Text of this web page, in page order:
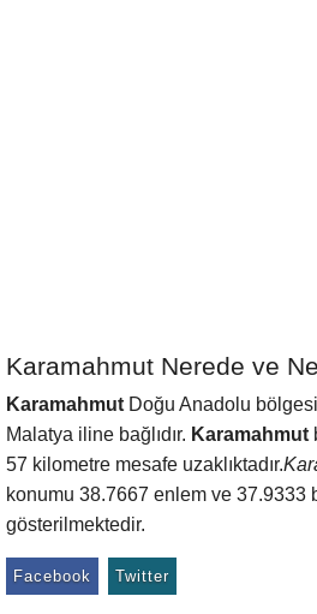
Karamahmut Nerede ve
Karamahmut Doğu Anadolu
Malatya iline bağlıdır. Karamahmut
57 kilometre mesafe uzaklıktadır.
konumu 38.7667 enlem ve 37.9333
gösterilmektedir.
Facebook Twitter